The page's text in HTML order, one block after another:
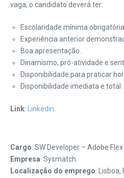
vaga, o candidato deverá ter:
Escolaridade mínima obrigatória.
Experiência anterior
Boa apresentação.
Dinamismo, pró-atividade e
Disponibilidade para praticar
Disponibilidade imediata e total
Link: Linkedin
Cargo: SW Developer – Adobe Flex.
Empresa: Sysmatch.
Localização do emprego: Lisboa,